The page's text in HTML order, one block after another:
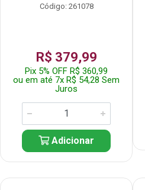
Código: 261078
R$ 379,99
Pix 5% OFF R$ 360,99
ou em até 7x R$ 54,28 Sem
Juros
Adicionar